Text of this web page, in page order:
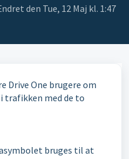
den Tue, 12 Maj kl. 1:47
Drive One brugere om
med de to
bruges til at